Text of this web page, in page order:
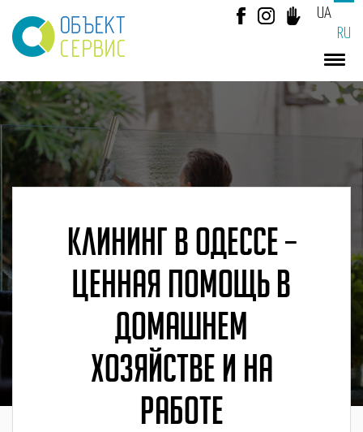
UA
RU
КЛИНИНГ В ОДЕССЕ –
ЦЕННАЯ ПОМОЩЬ В
ДОМАШНЕМ
ХОЗЯЙСТВЕ И НА
РАБОТЕ